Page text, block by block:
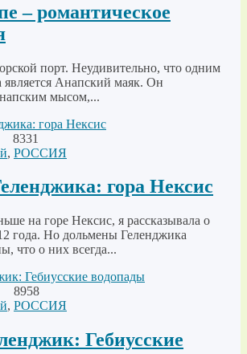
– романтическое
порт. Неудивительно, что одним
является Анапский маяк. Он
мысом,...
8331
, РОССИЯ
гора Нексис
на горе Нексис, я рассказывала о
года. Но дольмены Геленджика
что о них всегда...
8958
, РОССИЯ
Гебиусские